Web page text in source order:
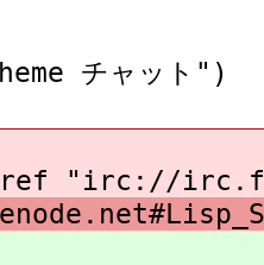
チャット")
"irc://